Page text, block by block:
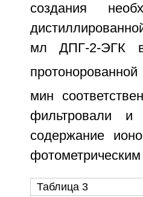
создания
мл ДПГ-2-ЭГК
протонорованной
мин
фильтровали и
содержание
Таблица 3